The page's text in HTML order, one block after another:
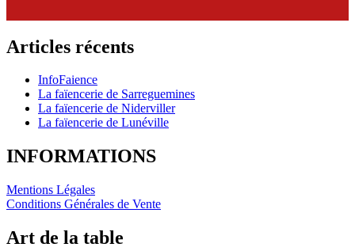
Articles récents
InfoFaience
La faïencerie de Sarreguemines
La faïencerie de Niderviller
La faïencerie de Lunéville
INFORMATIONS
Mentions Légales
Conditions Générales de Vente
Art de la table